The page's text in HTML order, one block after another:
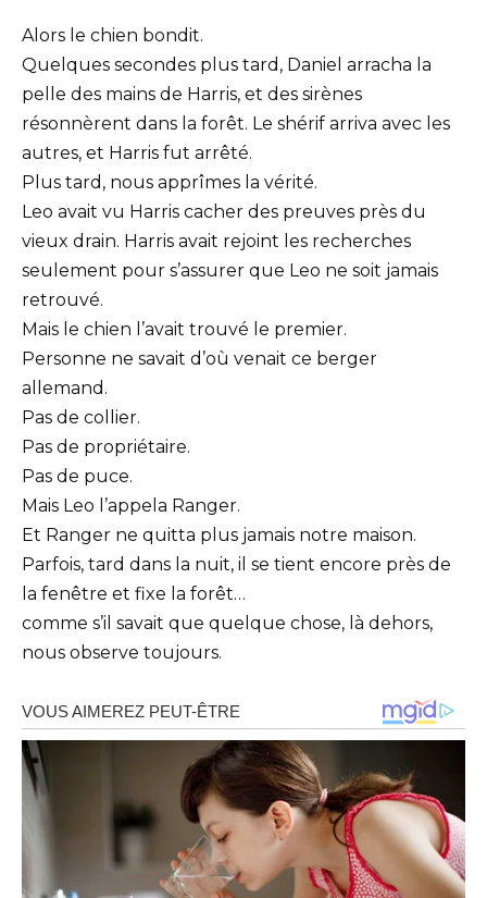
Alors le chien bondit.
Quelques secondes plus tard, Daniel arracha la
pelle des mains de Harris, et des sirènes
résonnèrent dans la forêt. Le shérif arriva avec les
autres, et Harris fut arrêté.
Plus tard, nous apprîmes la vérité.
Leo avait vu Harris cacher des preuves près du
vieux drain. Harris avait rejoint les recherches
seulement pour s’assurer que Leo ne soit jamais
retrouvé.
Mais le chien l’avait trouvé le premier.
Personne ne savait d’où venait ce berger
allemand.
Pas de collier.
Pas de propriétaire.
Pas de puce.
Mais Leo l’appela Ranger.
Et Ranger ne quitta plus jamais notre maison.
Parfois, tard dans la nuit, il se tient encore près de
la fenêtre et fixe la forêt…
comme s’il savait que quelque chose, là dehors,
nous observe toujours.